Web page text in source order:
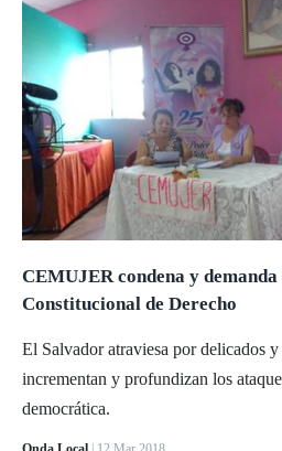
CEMUJER condena y
Constitucional de Derecho
El Salvador atraviesa por delicados
incrementan y profundizan los
democrática.